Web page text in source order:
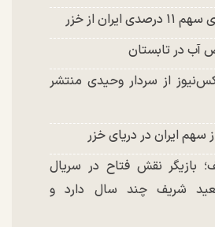
از خزر
آب در تابستان
از سردار وحیدی منتشر
سهم ایران در دریای خزر
بازیگر نقش فتاح در سریال
شریف چند سال دارد و